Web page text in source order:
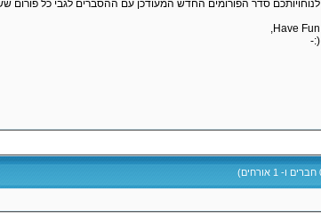
לנוחויותכם סדר הפורומים החדש המעודכן עם ההסברים לגבי כל פורום
Have Fun,
(:-